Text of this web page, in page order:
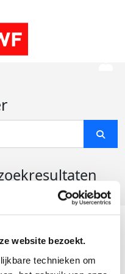
website bezoekt.
technieken om